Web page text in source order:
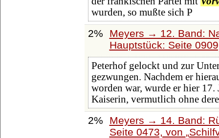
wurden, so mußte sich P
2%
Meyers → 12. Band:
Hauptstück: Seite
Peterhof gelockt und zur
gezwungen. Nachdem er
worden war, wurde er hier
Kaiserin, vermutlich ohne
2%
Meyers → 14. Band:
Seite 0473, von